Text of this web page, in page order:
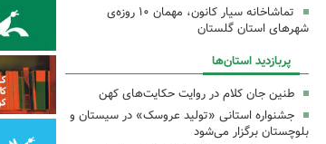
تماشاخانه سیار کانون، مهمان ۱۰ روزه‌ی
شهرهای استان گلستان
پربازدید استان‌ها
طنین جان کلام در روایت حکایت‌های کهن
جشنواره استانی «تولید عروسک» در سیستان و
بلوچستان برگزار می‌شود